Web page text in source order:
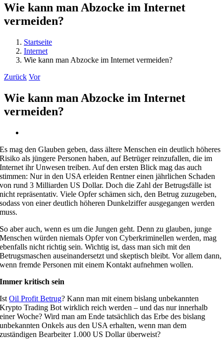
Wie kann man Abzocke im Internet
vermeiden?
Startseite
Internet
Wie kann man Abzocke im Internet vermeiden?
Zurück Vor
Wie kann man Abzocke im Internet
vermeiden?
Bild
Es mag den Glauben geben, dass ältere Menschen ein deutlich höheres
Risiko als jüngere Personen haben, auf Betrüger reinzufallen, die im
Internet ihr Unwesen treiben. Auf den ersten Blick mag das auch
stimmen: Nur in den USA erleiden Rentner einen jährlichen Schaden
von rund 3 Milliarden US Dollar. Doch die Zahl der Betrugsfälle ist
nicht repräsentativ. Viele Opfer schämen sich, den Betrug zuzugeben,
sodass von einer deutlich höheren Dunkelziffer ausgegangen werden
muss.
So aber auch, wenn es um die Jungen geht. Denn zu glauben, junge
Menschen würden niemals Opfer von Cyberkriminellen werden, mag
ebenfalls nicht richtig sein. Wichtig ist, dass man sich mit den
Betrugsmaschen auseinandersetzt und skeptisch bleibt. Vor allem dann,
wenn fremde Personen mit einem Kontakt aufnehmen wollen.
Immer kritisch sein
IstOil Profit Betrug? Kann man mit einem bislang unbekannten
Krypto Trading Bot wirklich reich werden – und das nur innerhalb
einer Woche? Wird man am Ende tatsächlich das Erbe des bislang
unbekannten Onkels aus den USA erhalten, wenn man dem
zuständigen Bearbeiter 1.000 US Dollar überweist?